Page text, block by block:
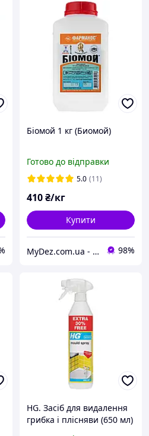
Біомой 1 кг (Биомой)
Готово до відправки
5.0 (11)
410₴/кг
Купити
MyDez.com.ua - дезінфікуючі та миючі засоби 98%
HG. Засіб для видалення
грибка і плісняви (650 мл)